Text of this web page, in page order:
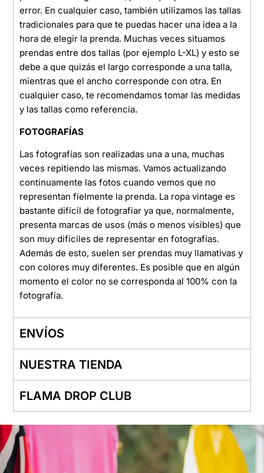
error. En cualquier caso, también utilizamos las tallas
tradicionales para que te puedas hacer una idea a la
hora de elegir la prenda. Muchas veces situamos
prendas entre dos tallas (por ejemplo L-XL) y esto se
debe a que quizás el largo corresponde a una talla,
mientras que el ancho corresponde con otra. En
cualquier caso, te recomendamos tomar las medidas
y las tallas como referencia.
FOTOGRAFÍAS
Las fotografías son realizadas una a una, muchas
veces repitiendo las mismas. Vamos actualizando
continuamente las fotos cuando vemos que no
representan fielmente la prenda. La ropa vintage es
bastante difícil de fotografiar ya que, normalmente,
presenta marcas de usos (más o menos visibles) que
son muy difíciles de representar en fotografías.
Además de esto, suelen ser prendas muy llamativas y
con colores muy diferentes. Es posible que en algún
momento el color no se corresponda al 100% con la
fotografía.
ENVÍOS
NUESTRA TIENDA
FLAMA DROP CLUB